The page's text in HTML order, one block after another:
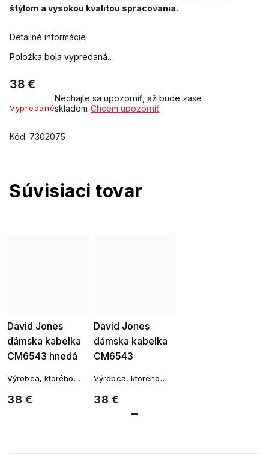
Kód: 7302075
38 €
Vypredané
Nechajte sa upozorniť, až bude zase
skladom Chcem upozorniť
Položka bola vypredaná…
štýlom a vysokou kvalitou spracovania.
Detailné informácie
Súvisiaci tovar
David Jones
dámska kabelka
CM6543 hnedá
38 €
Výrobca, ktorého
vyznačujú
David Jones
dámska kabelka
CM6543
7302075-3
38 €
Výrobca, ktorého
vyznačujú
originálnym štýlom a